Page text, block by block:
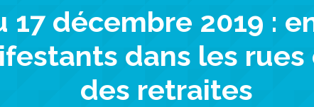
17 décembre 2019 :
dans les
des retraites